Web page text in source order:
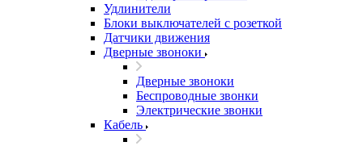
Удлинители
Блоки выключателей с розеткой
Датчики движения
Дверные звоноки
Дверные звоноки
Беспроводные звонки
Электрические звонки
Кабель